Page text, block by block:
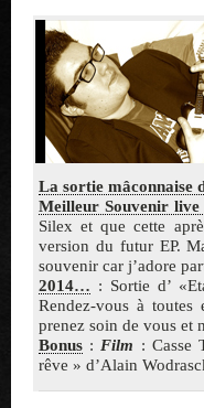
La sortie mâconnaise
Meilleur Souvenir live
Silex et que cette
version du futur EP.
souvenir car j’adore
2014… : Sortie d’
Rendez-vous à
prenez soin de vous et
Bonus : Film : Casse
rêve » d’Alain